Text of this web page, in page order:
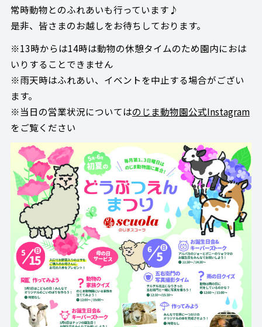
常時動物とのふれあいも行っています♪
是非、皆さまのお越しをお待ちしております。
※13時からは14時は動物の休憩タイムのため園内におは
いりすることできません
※雨天時はふれあい、イベントを中止する場合がござい
ます。
※当日の営業状況についてはのじま動物園公式Instagram
をご覧ください